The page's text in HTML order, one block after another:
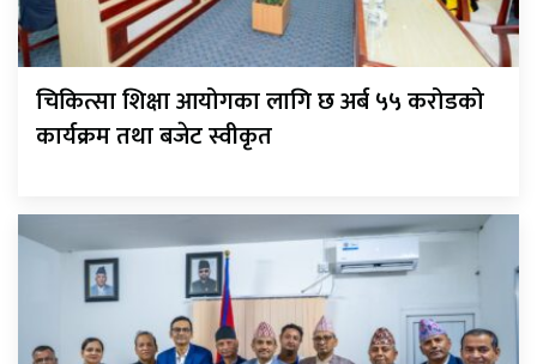
चिकित्सा शिक्षा आयोगका लागि छ अर्ब ५५ करोडको
कार्यक्रम तथा बजेट स्वीकृत